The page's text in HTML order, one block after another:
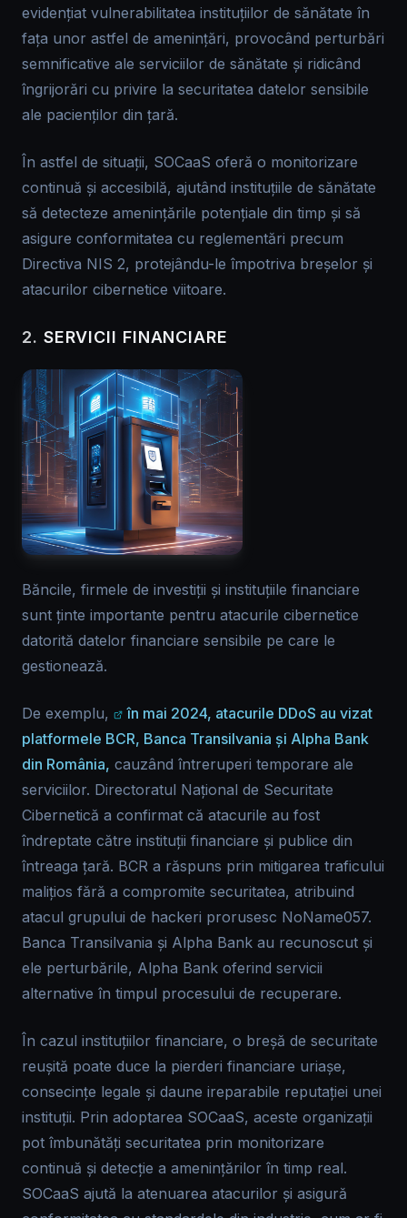
evidențiat vulnerabilitatea instituțiilor de sănătate în
fața unor astfel de amenințări, provocând perturbări
semnificative ale serviciilor de sănătate și ridicând
îngrijorări cu privire la securitatea datelor sensibile
ale pacienților din țară.
În astfel de situații, SOCaaS oferă o monitorizare
continuă și accesibilă, ajutând instituțiile de sănătate
să detecteze amenințările potențiale din timp și să
asigure conformitatea cu reglementări precum
Directiva NIS 2, protejându-le împotriva breșelor și
atacurilor cibernetice viitoare.
2. SERVICII FINANCIARE
Băncile, firmele de investiții și instituțiile financiare
sunt ținte importante pentru atacurile cibernetice
datorită datelor financiare sensibile pe care le
gestionează.
De exemplu,
în mai 2024, atacurile DDoS au vizat
platformele BCR, Banca Transilvania și Alpha Bank
din România, cauzând întreruperi temporare ale
serviciilor. Directoratul Național de Securitate
Cibernetică a confirmat că atacurile au fost
îndreptate către instituții financiare și publice din
întreaga țară. BCR a răspuns prin mitigarea traficului
malițios fără a compromite securitatea, atribuind
atacul grupului de hackeri prorusesc NoName057.
Banca Transilvania și Alpha Bank au recunoscut și
ele perturbările, Alpha Bank oferind servicii
alternative în timpul procesului de recuperare.
În cazul instituțiilor financiare, o breșă de securitate
reușită poate duce la pierderi financiare uriașe,
consecințe legale și daune ireparabile reputației unei
instituții. Prin adoptarea SOCaaS, aceste organizații
pot îmbunătăți securitatea prin monitorizare
continuă și detecție a amenințărilor în timp real.
SOCaaS ajută la atenuarea atacurilor și asigură